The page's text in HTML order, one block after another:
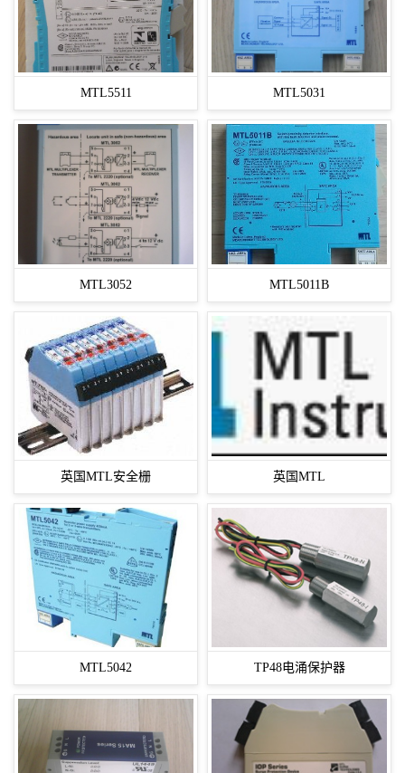
MTL5511 MTL5031
MTL3052 MTL5011B
英国MTL安全栅 英国MTL
MTL5042 TP48电涌保护器